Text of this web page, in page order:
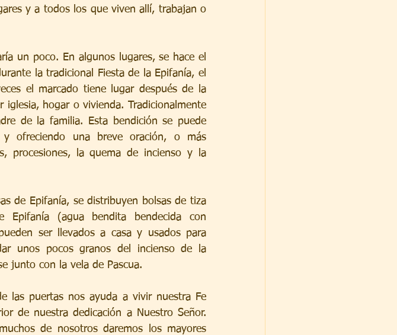
y a todos los que viven allí, trabajan o
un poco. En algunos lugares, se hace el
la tradicional Fiesta de la Epifanía, el
el marcado tiene lugar después de la
iglesia, hogar o vivienda. Tradicionalmente
de la familia. Esta bendición se puede
y ofreciendo una breve oración, o más
procesiones, la quema de incienso y la
de Epifanía, se distribuyen bolsas de tiza
Epifanía (agua bendita bendecida con
ser llevados a casa y usados ​​para
unos pocos granos del incienso de la
junto con la vela de Pascua.
las puertas nos ayuda a vivir nuestra Fe
de nuestra dedicación a Nuestro Señor.
de nosotros daremos los mayores